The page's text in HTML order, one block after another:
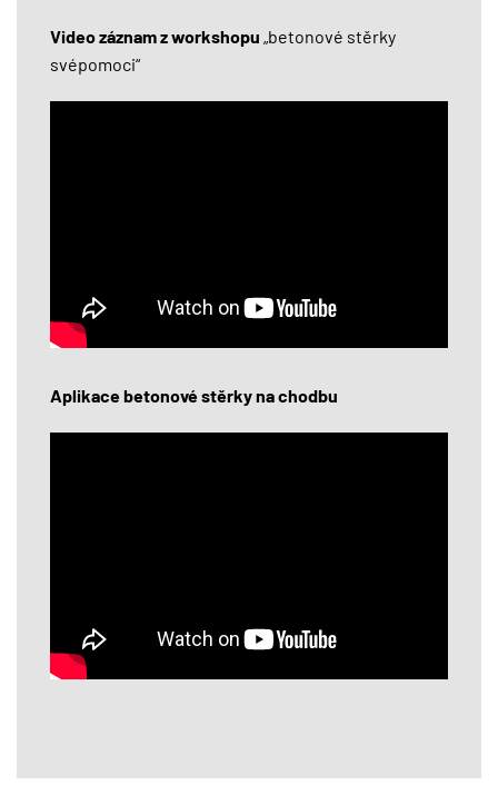
Video záznam z workshopu „betonové stěrky
svépomoci“
Aplikace betonové stěrky na chodbu